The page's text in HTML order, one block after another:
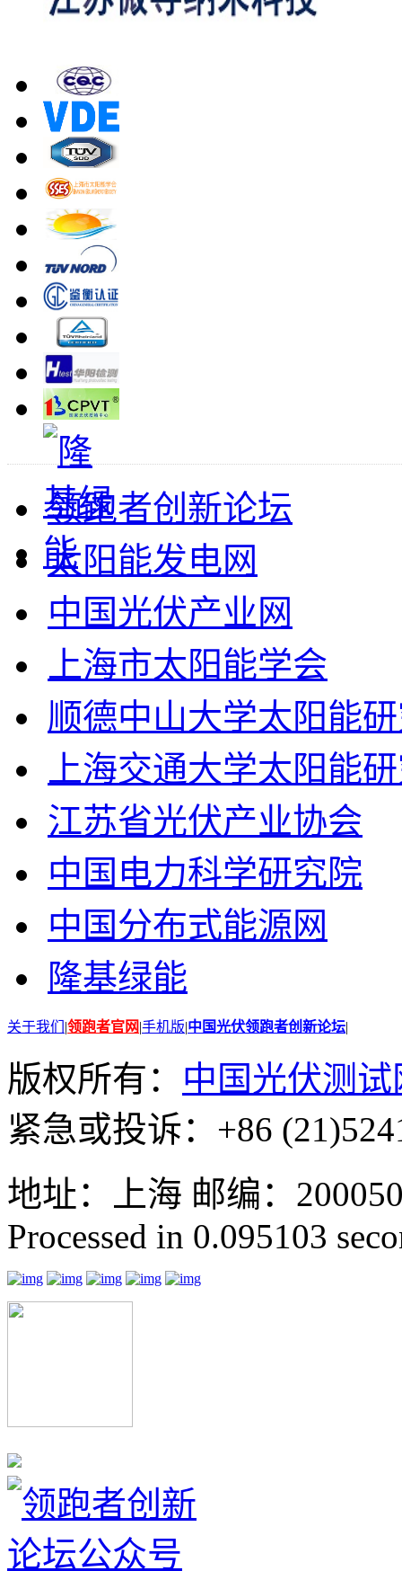
领跑者创新论坛
太阳能发电网
中国光伏产业网
上海市太阳能学会
顺德中山大学太阳能
上海交通大学太阳能
江苏省光伏产业协会
中国电力科学研究院
中国分布式能源网
隆基绿能
关于我们 |领跑者官网|手机版|中国光伏领跑者创新论坛|
版权所有： 中国光伏测试
紧急或投诉：+86
地址：上海 邮编：
Processed in 0.095103